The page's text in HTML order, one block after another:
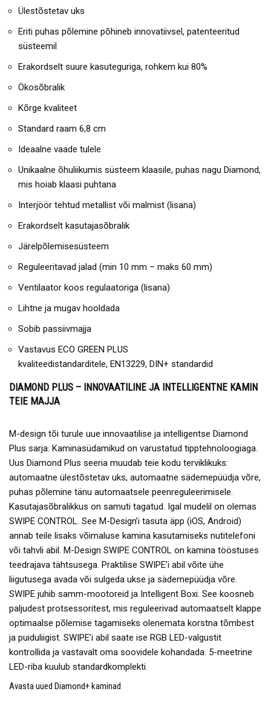
Ülestõstetav uks
Eriti puhas põlemine põhineb innovatiivsel, patenteeritud
süsteemil
Erakordselt suure kasuteguriga, rohkem kui 80%
Ökosõbralik
Kõrge kvaliteet
Standard raam 6,8 cm
Ideaalne vaade tulele
Unikaalne õhuliikumis süsteem klaasile, puhas nagu Diamond,
mis hoiab klaasi puhtana
Interjöör tehtud metallist või malmist (lisana)
Erakordselt kasutajasõbralik
Järelpõlemisesüsteem
Reguleeritavad jalad (min 10 mm – maks 60 mm)
Ventilaator koos regulaatoriga (lisana)
Lihtne ja mugav hooldada
Sobib passiivmajja
Vastavus ECO GREEN PLUS
kvaliteedistandarditele, EN13229, DIN+ standardid
DIAMOND PLUS – INNOVAATILINE JA INTELLIGENTNE KAMIN
TEIE MAJJA
M-design tõi turule uue innovaatilise ja intelligentse Diamond
Plus sarja. Kaminasüdamikud on varustatud tipptehnoloogiaga.
Uus Diamond Plus seeria muudab teie kodu terviklikuks:
automaatne ülestõstetav uks, automaatne sädemepüüdja võre,
puhas põlemine tänu automaatsele peenreguleerimisele.
Kasutajasõbralikkus on samuti tagatud. Igal mudelil on olemas
SWIPE CONTROL. See M-Design’i tasuta äpp (iOS, Android)
annab teile lisaks võimaluse kamina kasutamiseks nutitelefoni
või tahvli abil. M-Design SWIPE CONTROL on kamina tööstuses
teedrajava tähtsusega. Praktilise SWIPE’i abil võite ühe
liigutusega avada või sulgeda ukse ja sädemepüüdja võre.
SWIPE juhib samm-mootoreid ja Intelligent Boxi. See koosneb
paljudest protsessoritest, mis reguleerivad automaatselt klappe
optimaalse põlemise tagamiseks olenemata korstna tõmbest
ja puiduliigist. SWIPE’i abil saate ise RGB LED-valgustit
kontrollida ja vastavalt oma soovidele kohandada. 5-meetrine
LED-riba kuulub standardkomplekti.
Avasta uued Diamond+ kaminad